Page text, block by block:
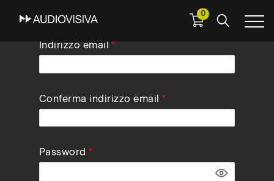
0
Indirizzo email
Conferma indirizzo email
Password